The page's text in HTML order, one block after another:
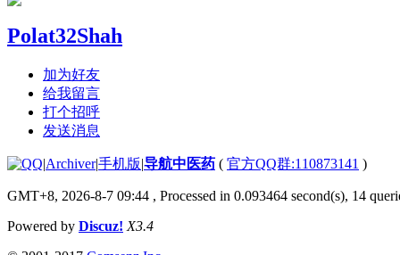
Polat32Shah
加为好友
给我留言
打个招呼
发送消息
|Archiver|手机版|导航中医药 ( 官方QQ群:110873141 )
GMT+8, 2026-8-7 09:44 , Processed in 0.093464 second(s), 14
Powered by Discuz! X3.4